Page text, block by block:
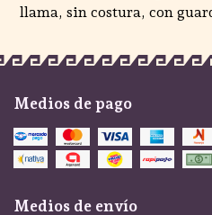
llama, sin costura, con
Medios de pago
Medios de envío